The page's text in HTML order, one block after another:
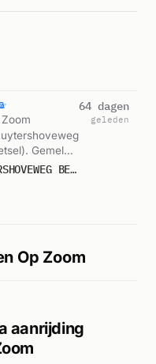
Gemeld
P 1 231114 LETSEL RUYTERSHOVEWEG BERGSEBAAN RUYTERSHOVEWEG BERGEN OP ZOOM
64 dagen
geleden
Op Zoom
aanrijding